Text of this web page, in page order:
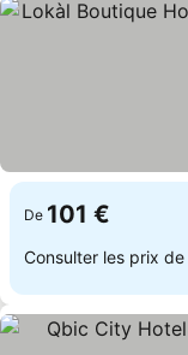
De 101 €
Consulter les prix de